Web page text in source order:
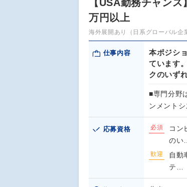
【USA勤務チャン
万円以上
海外展開あり（日系グローバル企
仕事内容
本ポジシ
ています
クのいず
■専門分野
ンメント
応募資格 必須
コン
のい…
歓迎
自動
テ…